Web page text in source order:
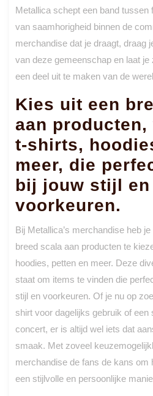
Metallica schept een band tussen
van saamhorigheid binnen de
merchandise dat je draagt, draag
van deze gemeenschap en laat je
een deel uit te maken van de
Kies uit een
aan producten,
t-shirts,
meer, die
bij jouw stijl en
voorkeuren.
Bij Metallica’s merchandise heb
breed scala aan producten te
hoodies, petten en meer. Deze
staat om items te vinden die
stijl en voorkeuren. Of je nu op
shirt voor dagelijks gebruik of een
concert, er is altijd wel iets dat
smaak. Met zoveel
merchandise de fans de kans om
een stijlvolle en persoonlijke